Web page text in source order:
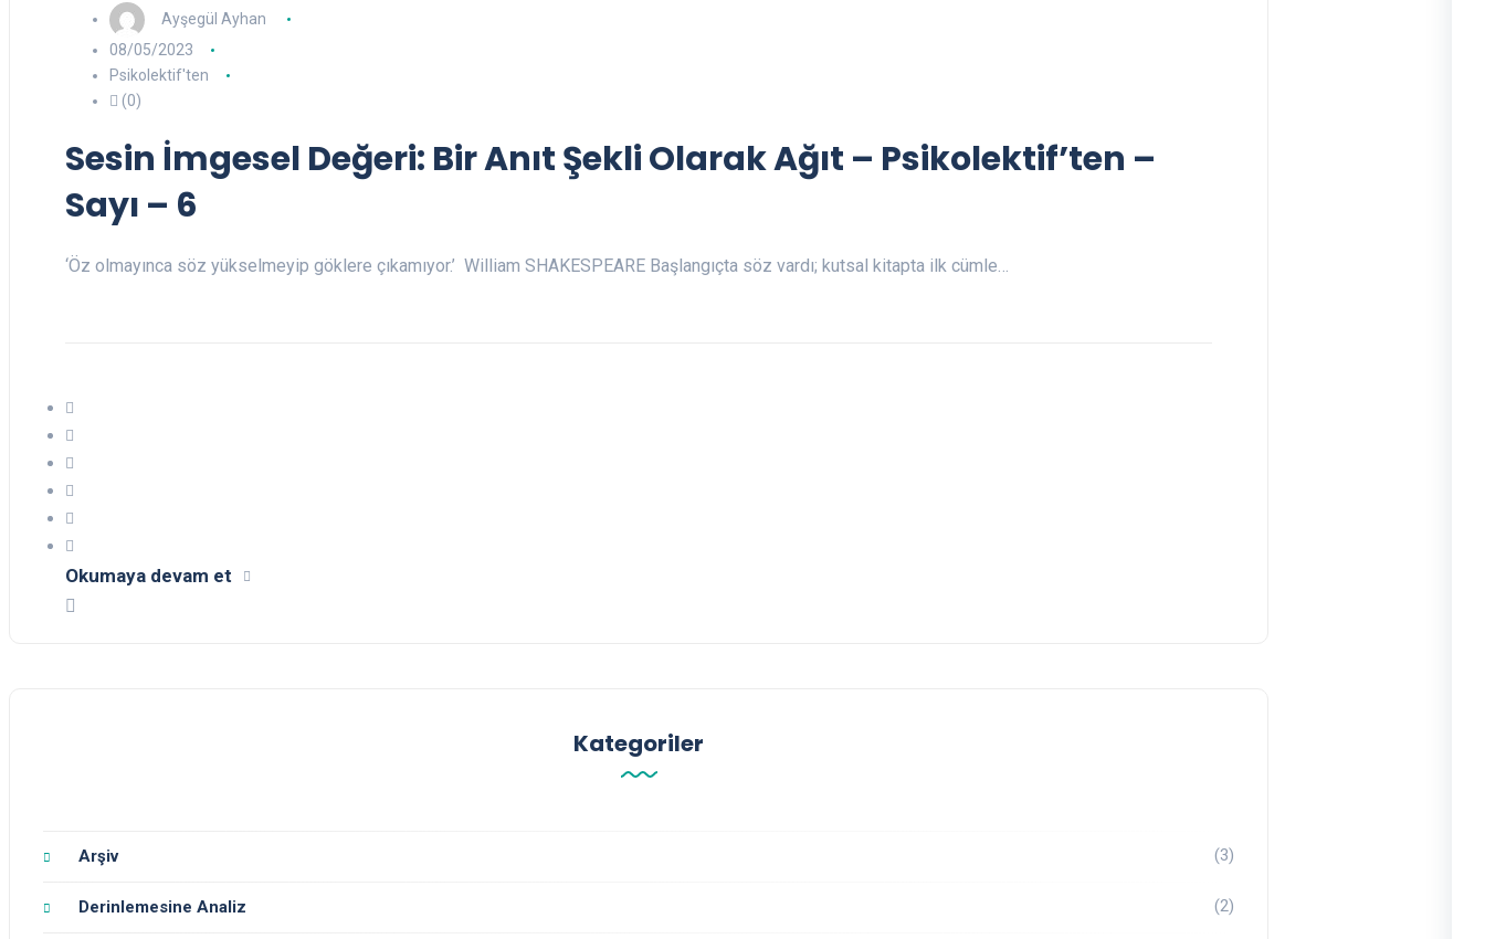
Ayşegül Ayhan
08/05/2023
Psikolektif'ten
(0)
Sesin İmgesel Değeri: Bir Anıt Şekli Olarak Ağıt – Psikolektif’ten –
Sayı – 6
‘Öz olmayınca söz yükselmeyip göklere çıkamıyor.’ William SHAKESPEARE Başlangıçta söz vardı; kutsal kitapta ilk cümle…
Okumaya devam et
Kategoriler
Arşiv (3)
Derinlemesine Analiz (2)